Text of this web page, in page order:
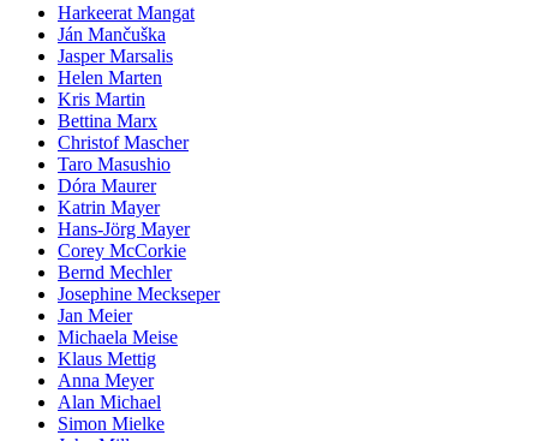
Harkeerat Mangat
Ján Mančuška
Jasper Marsalis
Helen Marten
Kris Martin
Bettina Marx
Christof Mascher
Taro Masushio
Dóra Maurer
Katrin Mayer
Hans-Jörg Mayer
Corey McCorkie
Bernd Mechler
Josephine Meckseper
Jan Meier
Michaela Meise
Klaus Mettig
Anna Meyer
Alan Michael
Simon Mielke